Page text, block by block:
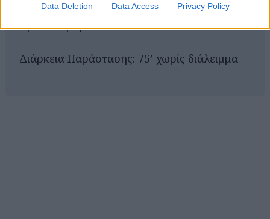
Data Deletion Data Access Privacy Policy
more.com
Προπώληση:more.com
Διάρκεια Παράστασης: 75’ χωρίς διάλειμμα